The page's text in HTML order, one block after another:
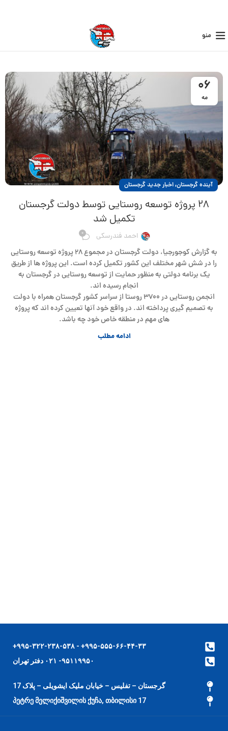
منو
06
مه
آینده گرجستان,اخبار جدید گرجستان
۲۸ پروژه توسعه روستایی توسط دولت گرجستان
تکمیل شد
احمد فندرسکی 0
به گزارش کوجورجیا، دولت گرجستان در مجموع ۲۸ پروژه توسعه روستایی
را در شش شهر مختلف این کشور تکمیل کرده است. این پروژه ها از طریق
یک برنامه دولتی به منظور حمایت از توسعه روستایی در گرجستان به
انجام رسیده اند.
انجمن روستایی در ۳۷۰۰ روستا از سراسر کشور گرجستان همراه با دولت
به تصمیم گیری پرداخته اند. در واقع خود آنها تعیین کرده اند که پروژه
های مهم در منطقه خاص خود چه باشد.
ادامه مطلب
۹۹۵-۵۵۵-۶۶-۴۴-۳۳+ - ۹۹۵-۳۲۲-۲۳۸-۵۳۸+
۹۵۱۱۹۹۵۰- ۰۲۱ دفتر تهران
گرجستان – تفلیس – خیابان ملیک ایشویلی – پلاک 17
17 პეტრე მელიქიშვილის ქუჩა, თბილისი